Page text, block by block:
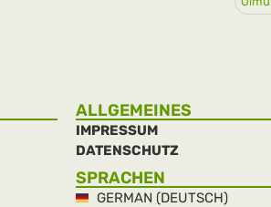
ALLGEMEINES
IMPRESSUM
DATENSCHUTZ
SPRACHEN
GERMAN (DEUTSCH)